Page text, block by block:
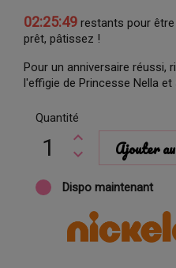
02:25:49 restants pour
prêt, pâtissez !
Pour un anniversaire réussi,
l'effigie de Princesse Nella et
Quantité
Ajouter
Dispo maintenant